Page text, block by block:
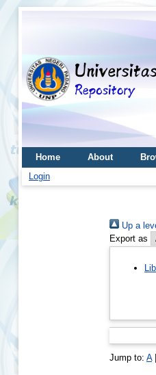
Home About
Login
Up a
Export as
Jump to: A|